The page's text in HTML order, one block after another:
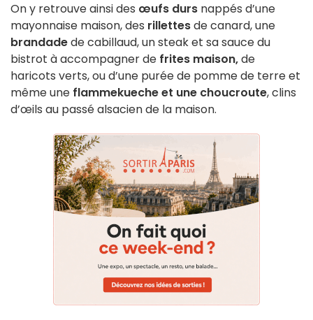
On y retrouve ainsi des œufs durs nappés d’une
mayonnaise maison, des rillettesde canard, une
brandadede cabillaud, un steak et sa sauce du
bistrot à accompagner de frites maison,de
haricots verts, ou d’une purée de pomme de terre et
même une flammekueche et une choucroute, clins
d’œils au passé alsacien de la maison.